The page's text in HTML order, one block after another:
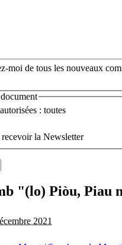
moi de tous les nouveaux
: toutes
recevoir la Newsletter
"(lo) Piòu, Piau
2021